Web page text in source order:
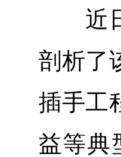
近日
剖析了
插手工
益等典